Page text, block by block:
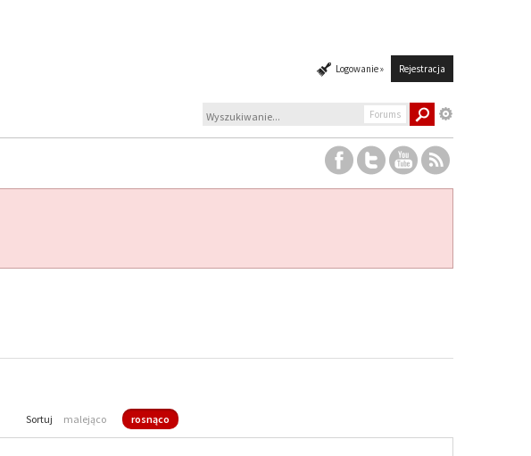
Logowanie » Rejestracja
Forums
Sortuj malejąco rosnąco